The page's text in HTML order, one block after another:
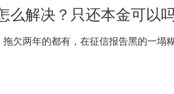
么解决？只还本金可以
欠两年的都有，在征信报告黑的一塌